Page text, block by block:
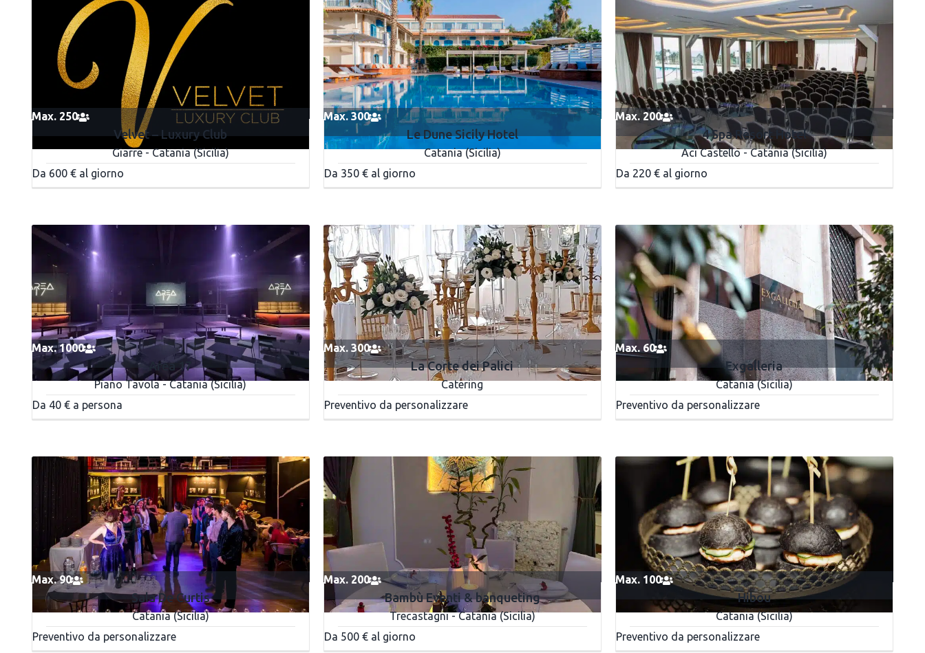
Max. 250
Velvet – Luxury Club
Giarre - Catania (Sicilia)
Da 600 € al giorno
Max. 300
Le Dune Sicily Hotel
Catania (Sicilia)
Da 350 € al giorno
Max. 200
4 Spa Resort Hotel
Aci Castello - Catania (Sicilia)
Da 220 € al giorno
Max. 1000
Area 17
Piano Tavola - Catania (Sicilia)
Da 40 € a persona
Max. 300
La Corte dei Palici
Catering
Preventivo da personalizzare
Max. 60
Exgalleria
Catania (Sicilia)
Preventivo da personalizzare
Max. 90
Sala De Curtis
Catania (Sicilia)
Preventivo da personalizzare
Max. 200
Bambù Eventi & banqueting
Trecastagni - Catania (Sicilia)
Da 500 € al giorno
Max. 100
Hibou
Catania (Sicilia)
Preventivo da personalizzare